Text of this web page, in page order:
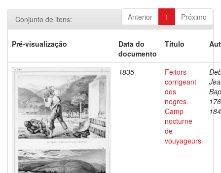
Anterior 1 Próximo
Conjunto de itens:
Pré-visualização
Data do
documento
Título
1835
Feitors
corrigeant
des
negres.
Camp
nocturne
de
vouyageurs